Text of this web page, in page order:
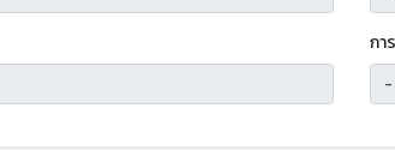
กา